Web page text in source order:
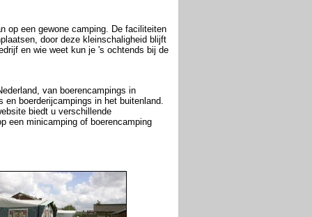
op een gewone camping. De faciliteiten
door deze kleinschaligheid blijft
en wie weet kun je 's ochtends bij de
van boerencampings in
boerderijcampings in het buitenland.
biedt u verschillende
een minicamping of boerencamping